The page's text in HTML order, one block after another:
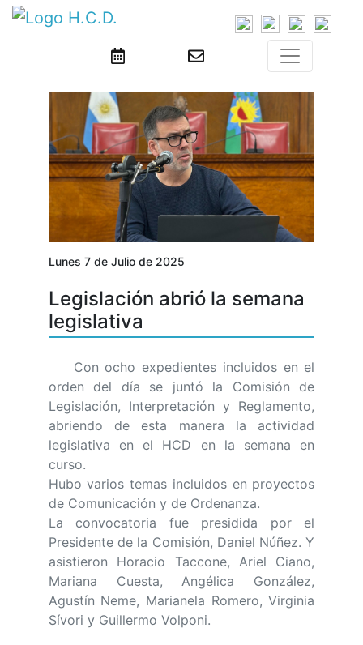
Lunes 7 de Julio de 2025
Legislación abrió la semana
legislativa
Con ocho expedientes incluidos en el
orden del día se juntó la Comisión de
Legislación, Interpretación y Reglamento,
abriendo de esta manera la actividad
legislativa en el HCD en la semana en
curso.
Hubo varios temas incluidos en proyectos
de Comunicación y de Ordenanza.
La convocatoria fue presidida por el
Presidente de la Comisión, Daniel Núñez. Y
asistieron Horacio Taccone, Ariel Ciano,
Mariana Cuesta, Angélica González,
Agustín Neme, Marianela Romero, Virginia
Sívori y Guillermo Volponi.